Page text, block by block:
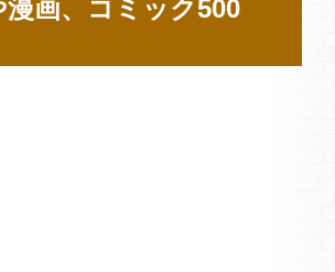
漫画、コミック500